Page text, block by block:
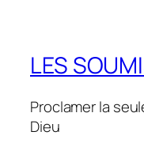
LES
Proclamer la
Dieu